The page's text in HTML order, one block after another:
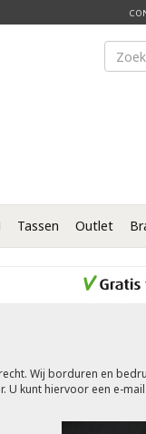
Tassen Outlet
Wij borduren en
U kunt hiervoor een e-